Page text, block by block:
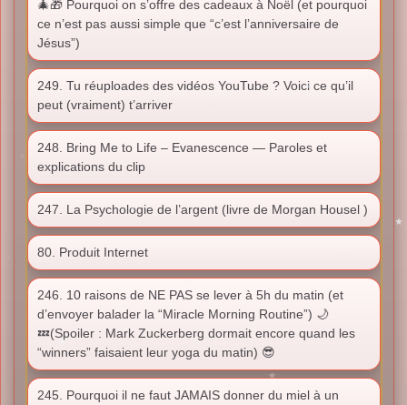
🎄🎁 Pourquoi on s’offre des cadeaux à Noël (et pourquoi
ce n’est pas aussi simple que “c’est l’anniversaire de
Jésus”)
249. Tu réuploades des vidéos YouTube ? Voici ce qu’il
peut (vraiment) t’arriver
248. Bring Me to Life – Evanescence — Paroles et
explications du clip
247. La Psychologie de l’argent (livre de Morgan Housel )
80. Produit Internet
246. 10 raisons de NE PAS se lever à 5h du matin (et
d’envoyer balader la “Miracle Morning Routine”) 🌙
💤(Spoiler : Mark Zuckerberg dormait encore quand les
“winners” faisaient leur yoga du matin) 😎
245. Pourquoi il ne faut JAMAIS donner du miel à un